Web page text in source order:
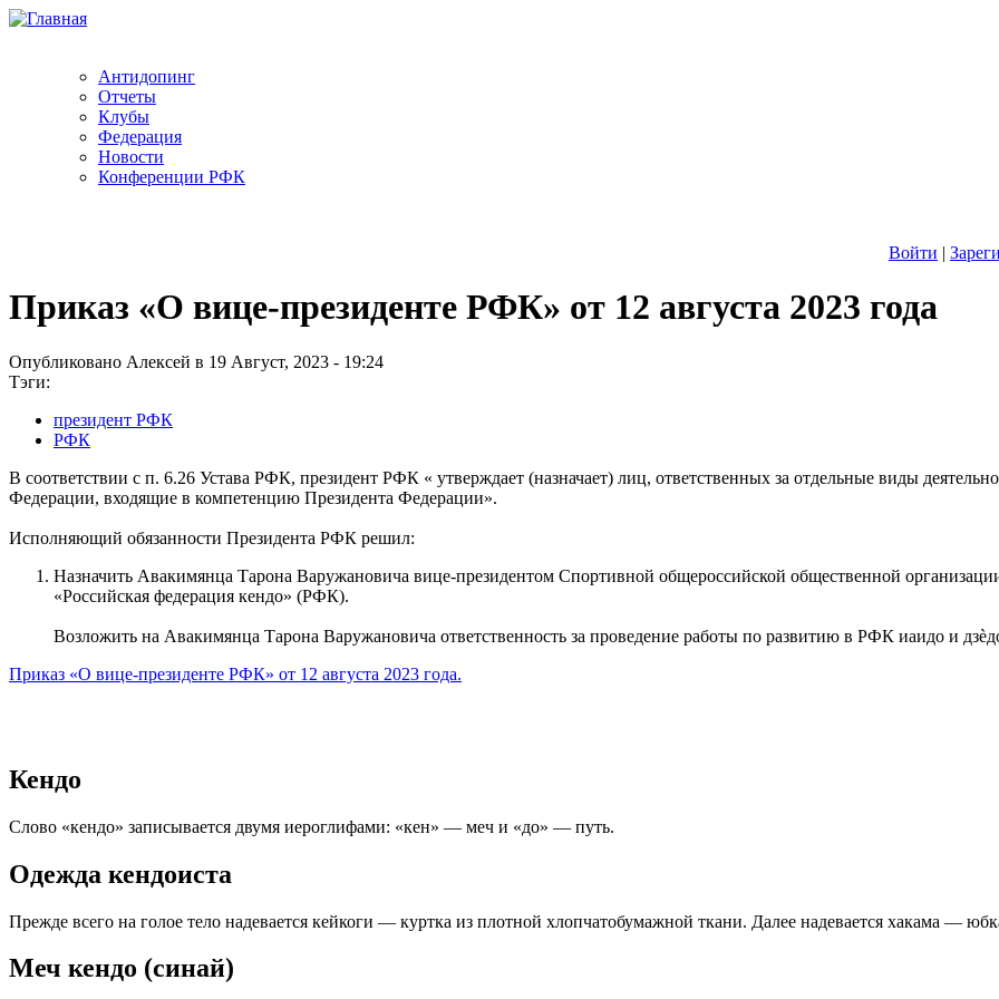
Антидопинг
Отчеты
Клубы
Федерация
Новости
Конференции РФК
Войти |
Приказ «О вице-президенте РФК» от 12 августа 2023 года
Опубликовано Алексей в 19 Август, 2023 - 19:24
Тэги:
президент РФК
РФК
В соответствии с п. 6.26 Устава РФК, президент РФК « утверждает (назначает) лиц, ответственных за отдельные виды
Федерации, входящие в компетенцию Президента Федерации».
Исполняющий обязанности Президента РФК решил:
Назначить Авакимянца Тарона Варужановича вице-президентом Спортивной общероссийской общественной
«Российская федерация кендо» (РФК).
Возложить на Авакимянца Тарона Варужановича ответственность за проведение работы по развитию в РФК иаидо и
Приказ «О вице-президенте РФК» от 12 августа 2023 года.
Кендо
Слово «кендо» записывается двумя иероглифами: «кен» — меч и «до» — путь.
Одежда кендоиста
Прежде всего на голое тело надевается кейкоги — куртка из плотной хлопчатобумажной ткани. Далее надевается хакама —
Меч кендо (синай)